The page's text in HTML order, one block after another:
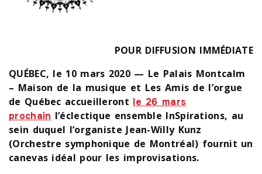
POUR DIFFUSION IMMÉDIATE
QUÉBEC, le 10 mars 2020 — Le Palais Montcalm
– Maison de la musique et Les Amis de l’orgue
de Québec accueilleront le 26 mars
prochain l’éclectique ensemble InSpirations, au
sein duquel l’organiste Jean-Willy Kunz
(Orchestre symphonique de Montréal) fournit un
canevas idéal pour les improvisations.